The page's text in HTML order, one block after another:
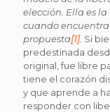
elección. Ella es
cuando
propuesta[1]. Si
predestinada
original, fue libre
tiene el corazón
y que aprende a
responder con